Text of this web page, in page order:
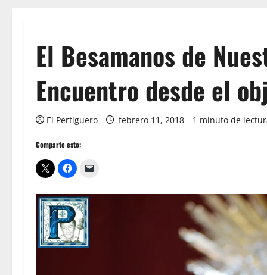
El Besamanos de
Encuentro desde el
El Pertiguero febrero 11, 2018 1 minuto de
Comparte esto: